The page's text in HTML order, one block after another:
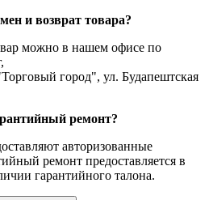
и возврат товара?
можно в нашем офисе по
город", ул. Будапештская
ремонт?
авторизованные
ремонт предоставляется в
гарантийного талона.